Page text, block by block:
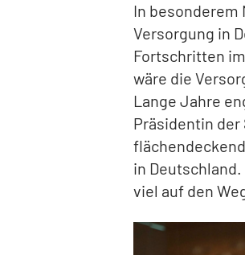
In besonderem
Versorgung in
Fortschritten
wäre die
Lange Jahre
Präsidentin
in
viel auf den